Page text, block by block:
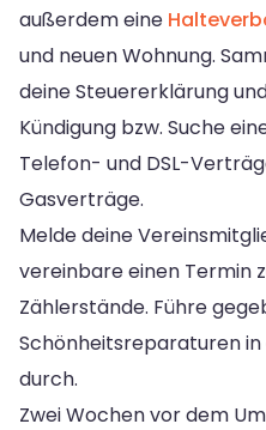
außerdem eine
und neuen Wohnung.
deine Steuererklärung
Kündigung bzw. Suche
Telefon- und DSL-
Gasverträge.
Melde deine
vereinbare einen Termin
Zählerstände. Führe
Schönheitsreparaturen
durch.
Zwei Wochen vor dem